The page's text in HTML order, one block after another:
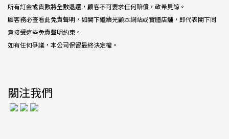
所有訂金或貨數將全數退還，顧客不可要求任何賠償，敬希見諒。
顧客務必查看此免責聲明，如閣下繼續光顧本網站或實體店舖，即代表閣下同
意接受這些免責聲明約束。
如有任何爭議，本公司保留最終決定權。
關注我們